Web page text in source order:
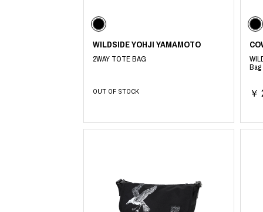
WILDSIDE YOHJI YAMAMOTO
2WAY TOTE BAG
OUT OF STOCK
Bag
￥